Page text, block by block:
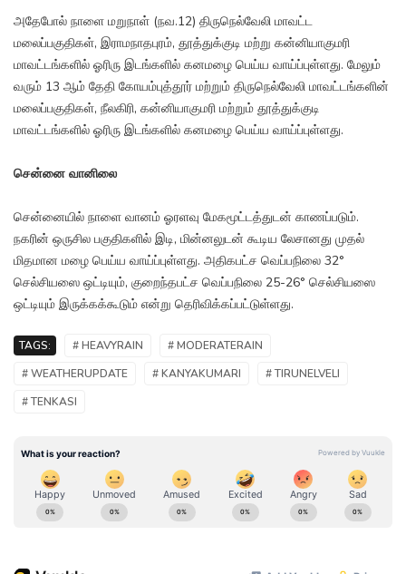
அதேபோல் நாளை மறுநாள் (நவ.12) திருநெல்வேலி மாவட்ட
மலைப்பகுதிகள், இராமநாதபுரம், தூத்துக்குடி மற்று கன்னியாகுமரி
மாவட்டங்களில் ஓரிரு இடங்களில் கனமழை பெய்ய வாய்ப்புள்ளது. மேலும்
வரும் 13 ஆம் தேதி கோயம்புத்தூர் மற்றும் திருநெல்வேலி மாவட்டங்களின்
மலைப்பகுதிகள், நீலகிரி, கன்னியாகுமரி மற்றும் தூத்துக்குடி
மாவட்டங்களில் ஓரிரு இடங்களில் கனமழை பெய்ய வாய்ப்புள்ளது.
சென்னை வானிலை
சென்னையில் நாளை வானம் ஓரளவு மேகமூட்டத்துடன் காணப்படும்.
நகரின் ஒருசில பகுதிகளில் இடி, மின்னலுடன் கூடிய லேசானது முதல்
மிதமான மழை பெய்ய வாய்ப்புள்ளது. அதிகபட்ச வெப்பநிலை 32°
செல்சியஸை ஒட்டியும், குறைந்தபட்ச வெப்பநிலை 25-26° செல்சியஸை
ஒட்டியும் இருக்கக்கூடும் என்று தெரிவிக்கப்பட்டுள்ளது.
TAGS: # HEAVYRAIN
# MODERATERAIN
# WEATHERUPDATE
# KANYAKUMARI
# TIRUNELVELI
# TENKASI